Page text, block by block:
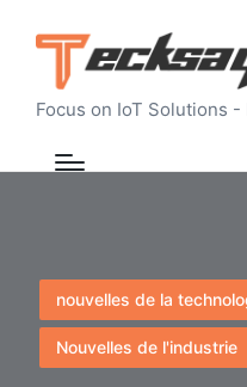
Focus on IoT Solutions
Posted
in
nouvelles de la
Nouvelles de l'industrie